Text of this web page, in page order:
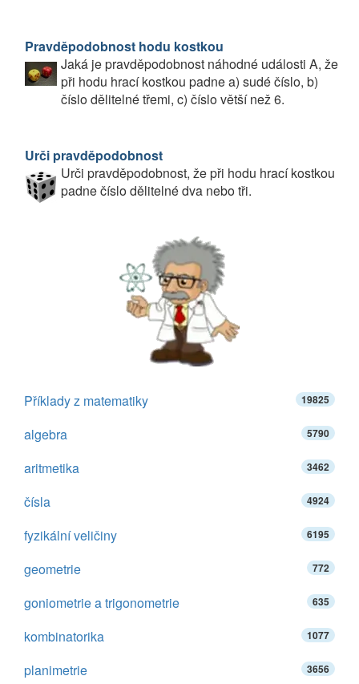
Pravděpodobnost hodu kostkou
Jaká je pravděpodobnost náhodné události A, že
při hodu hrací kostkou padne a) sudé číslo, b)
číslo dělitelné třemi, c) číslo větší než 6.
Urči pravděpodobnost
Urči pravděpodobnost, že při hodu hrací kostkou
padne číslo dělitelné dva nebo tři.
Příklady z matematiky 19825
algebra 5790
aritmetika 3462
čísla 4924
fyzikální veličiny 6195
geometrie 772
goniometrie a trigonometrie 635
kombinatorika 1077
planimetrie 3656